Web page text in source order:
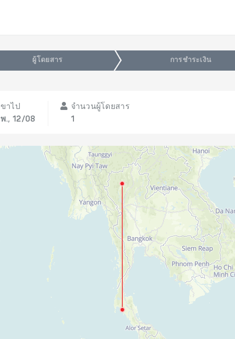
ผู้โดยสาร การชำระเงิน
ขาไป
พ., 12/08
จำนวนผู้โดยสาร
1